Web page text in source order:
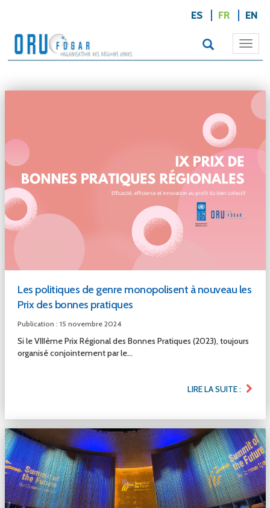
ES FR EN
Les politiques de genre monopolisent à nouveau les
Prix des bonnes pratiques
Publication : 15 novembre 2024
Si le VIIIème Prix Régional des Bonnes Pratiques (2023), toujours
organisé conjointement par le...
LIRE LA SUITE :